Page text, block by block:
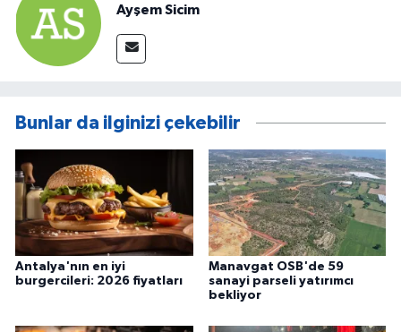
Ayşem Sicim
Bunlar da ilginizi çekebilir
Antalya'nın en iyi
burgercileri: 2026 fiyatları
Manavgat OSB'de 59
sanayi parseli yatırımcı
bekliyor